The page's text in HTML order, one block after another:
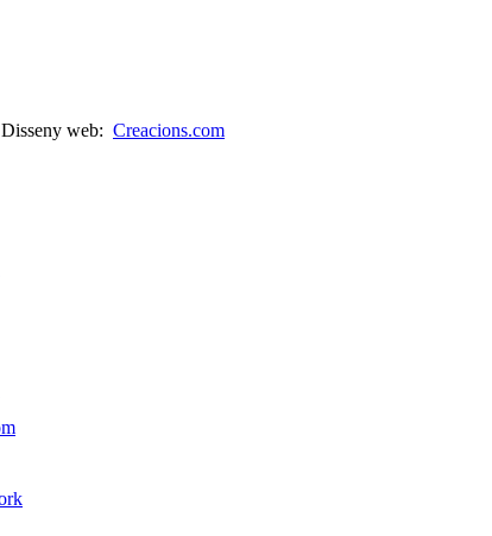
web: Creacions.com